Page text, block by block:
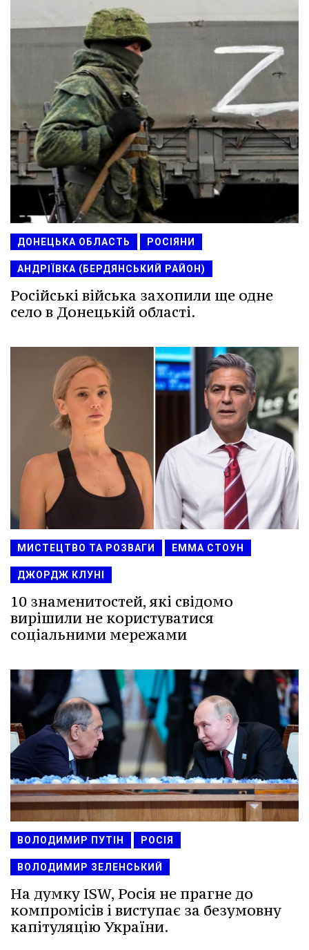
ДОНЕЦЬКА ОБЛАСТЬ РОСІЯНИ
АНДРІЇВКА (БЕРДЯНСЬКИЙ РАЙОН)
Російські війська захопили ще одне
село в Донецькій області.
МИСТЕЦТВО ТА РОЗВАГИ ЕММА СТОУН
ДЖОРДЖ КЛУНІ
10 знаменитостей, які свідомо
вирішили не користуватися
соціальними мережами
ВОЛОДИМИР ПУТІН РОСІЯ
ВОЛОДИМИР ЗЕЛЕНСЬКИЙ
На думку ISW, Росія не прагне до
компромісів і виступає за безумовну
капітуляцію України.